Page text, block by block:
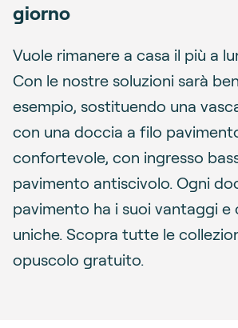
giorno
Vuole rimanere a casa il più a
Con le nostre soluzioni sarà
esempio, sostituendo una
con una doccia a filo
confortevole, con ingresso
pavimento antiscivolo. Ogni
pavimento ha i suoi vantaggi
uniche. Scopra tutte le
opuscolo gratuito.